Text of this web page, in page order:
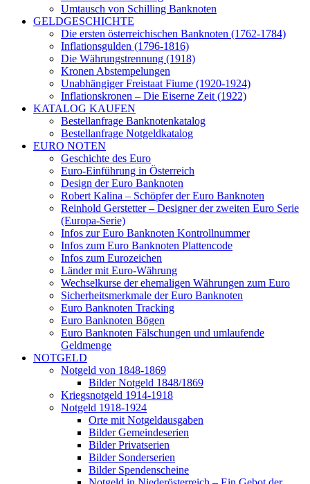
Umtausch von Schilling Banknoten
GELDGESCHICHTE
Die ersten österreichischen Banknoten (1762-1784)
Inflationsgulden (1796-1816)
Die Währungstrennung (1918)
Kronen Abstempelungen
Unabhängiger Freistaat Fiume (1920-1924)
Inflationskronen – Die Eiserne Zeit (1922)
KATALOG KAUFEN
Bestellanfrage Banknotenkatalog
Bestellanfrage Notgeldkatalog
EURO NOTEN
Geschichte des Euro
Euro-Einführung in Österreich
Design der Euro Banknoten
Robert Kalina – Schöpfer der Euro Banknoten
Reinhold Gerstetter – Designer der zweiten Euro Serie
(Europa-Serie)
Infos zur Euro Banknoten Kontrollnummer
Infos zum Euro Banknoten Plattencode
Infos zum Eurozeichen
Länder mit Euro-Währung
Wechselkurse der ehemaligen Währungen zum Euro
Sicherheitsmerkmale der Euro Banknoten
Euro Banknoten Tracking
Euro Banknoten Bögen
Euro Banknoten Fälschungen und umlaufende
Geldmenge
NOTGELD
Notgeld von 1848-1869
Bilder Notgeld 1848/1869
Kriegsnotgeld 1914-1918
Notgeld 1918-1924
Orte mit Notgeldausgaben
Bilder Gemeindeserien
Bilder Privatserien
Bilder Sonderserien
Bilder Spendenscheine